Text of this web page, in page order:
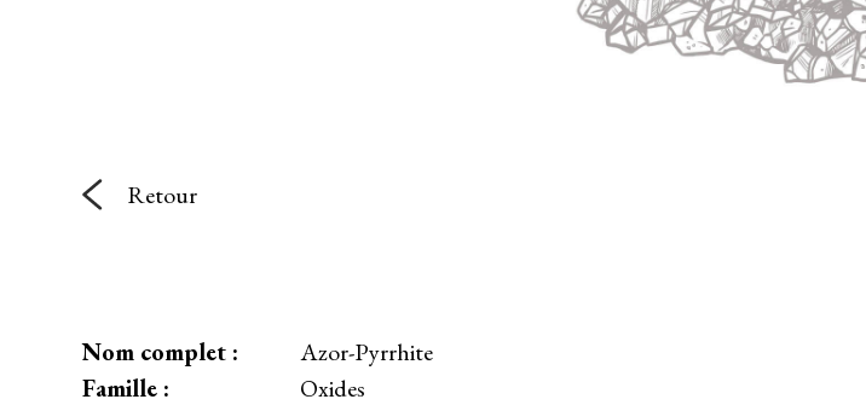
Retour
Nom complet :
Azor-Pyrrhite
Famille :
Oxides